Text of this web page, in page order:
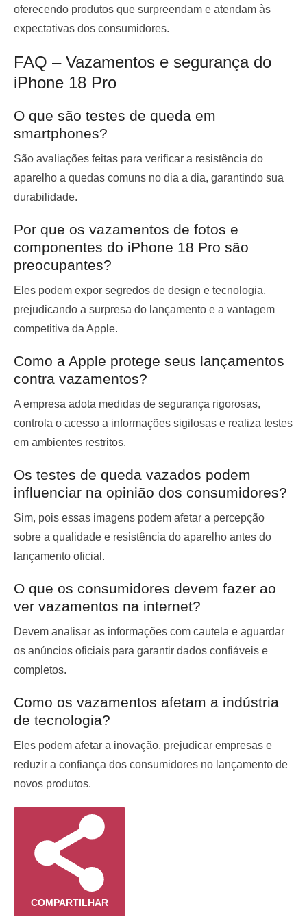
oferecendo produtos que surpreendam e atendam às
expectativas dos consumidores.
FAQ – Vazamentos e segurança do
iPhone 18 Pro
O que são testes de queda em
smartphones?
São avaliações feitas para verificar a resistência do
aparelho a quedas comuns no dia a dia, garantindo sua
durabilidade.
Por que os vazamentos de fotos e
componentes do iPhone 18 Pro são
preocupantes?
Eles podem expor segredos de design e tecnologia,
prejudicando a surpresa do lançamento e a vantagem
competitiva da Apple.
Como a Apple protege seus lançamentos
contra vazamentos?
A empresa adota medidas de segurança rigorosas,
controla o acesso a informações sigilosas e realiza testes
em ambientes restritos.
Os testes de queda vazados podem
influenciar na opinião dos consumidores?
Sim, pois essas imagens podem afetar a percepção
sobre a qualidade e resistência do aparelho antes do
lançamento oficial.
O que os consumidores devem fazer ao
ver vazamentos na internet?
Devem analisar as informações com cautela e aguardar
os anúncios oficiais para garantir dados confiáveis e
completos.
Como os vazamentos afetam a indústria
de tecnologia?
Eles podem afetar a inovação, prejudicar empresas e
reduzir a confiança dos consumidores no lançamento de
novos produtos.
COMPARTILHAR